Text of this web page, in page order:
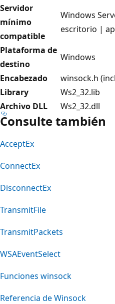
Servidor
mínimo
compatible
Windows
escritorio |
Plataforma de
destino
Windows
Encabezado
winsock.h
Library
Ws2_32.lib
Archivo DLL
Ws2_32.dll
Consulte también
AcceptEx
ConnectEx
DisconnectEx
TransmitFile
TransmitPackets
WSAEventSelect
Funciones winsock
Referencia de Winsock